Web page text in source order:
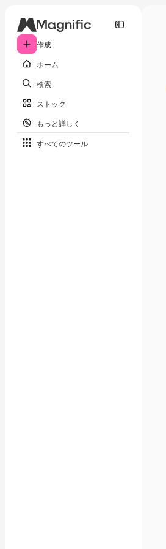
作成
ホーム
検索
ストック
もっと詳しく
すべてのツール